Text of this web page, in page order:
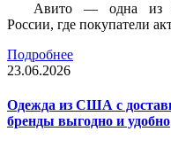
Авито — одна из
России, где покупатели
Подробнее
23.06.2026
Одежда из США с
бренды выгодно и удобно